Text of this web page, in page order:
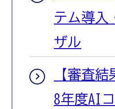
テム導入
ザル
【審査
8年度AI